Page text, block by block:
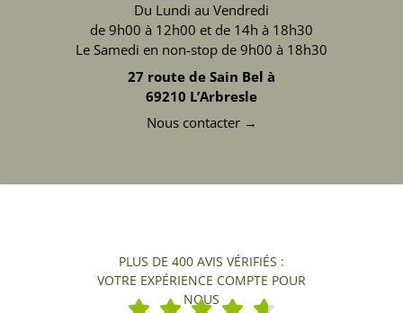
Du Lundi au Vendredi
de 9h00 à 12h00 et de 14h à 18h30
Le Samedi en non-stop de 9h00 à 18h30
27 route de Sain Bel à
69210 L’Arbresle
Nous contacter →
PLUS DE 400 AVIS VÉRIFIÉS :
VOTRE EXPÉRIENCE COMPTE POUR
NOUS